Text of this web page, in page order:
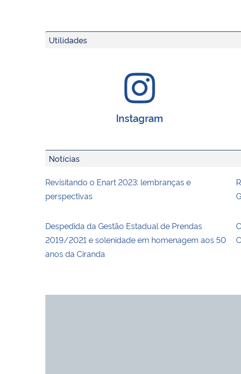
Utilidades
Instagram
Notícias
Revisitando o Enart 2023: lembranças e
perspectivas
Despedida da Gestão Estadual de Prendas
2019/2021 e solenidade em homenagem aos 50
anos da Ciranda